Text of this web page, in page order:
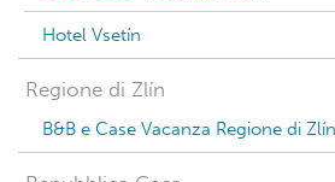
Hotel Vsetín
Regione di Zlín
B&B e Case Vacanza Regione di Zlín